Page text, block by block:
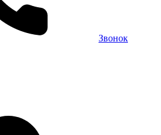
Звонок